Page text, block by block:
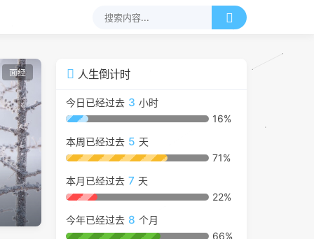
面经 人生倒计时
今日已经过去 3 小时
16%
本周已经过去 5 天
71%
本月已经过去 7 天
22%
今年已经过去 8 个月
66%